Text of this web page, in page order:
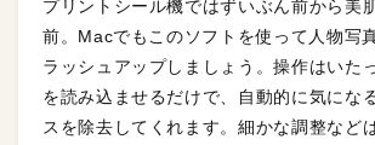
プリントシール機ではずいぶん前から美
前。Macでもこのソフトを使って人物写
ラッシュアップしましょう。操作はいた
を読み込ませるだけで、自動的に気にな
スを除去してくれます。細かな調整など